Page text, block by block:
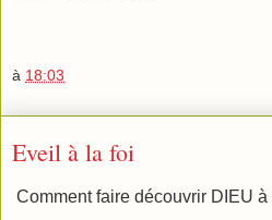
à 18:03
Eveil à la foi
Comment faire découvrir DIEU